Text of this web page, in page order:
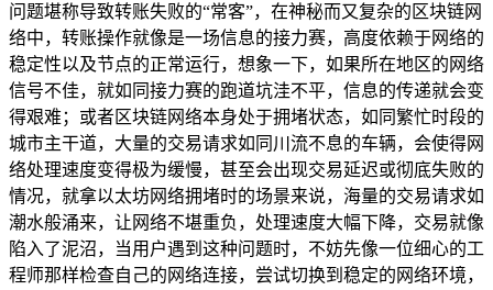
问题堪称导致转账失败的“常客”，在神秘而又复杂的区块链网
络中，转账操作就像是一场信息的接力赛，高度依赖于网络的
稳定性以及节点的正常运行，想象一下，如果所在地区的网络
信号不佳，就如同接力赛的跑道坑洼不平，信息的传递就会变
得艰难；或者区块链网络本身处于拥堵状态，如同繁忙时段的
城市主干道，大量的交易请求如同川流不息的车辆，会使得网
络处理速度变得极为缓慢，甚至会出现交易延迟或彻底失败的
情况，就拿以太坊网络拥堵时的场景来说，海量的交易请求如
潮水般涌来，让网络不堪重负，处理速度大幅下降，交易就像
陷入了泥沼，当用户遇到这种问题时，不妨先像一位细心的工
程师那样检查自己的网络连接，尝试切换到稳定的网络环境，